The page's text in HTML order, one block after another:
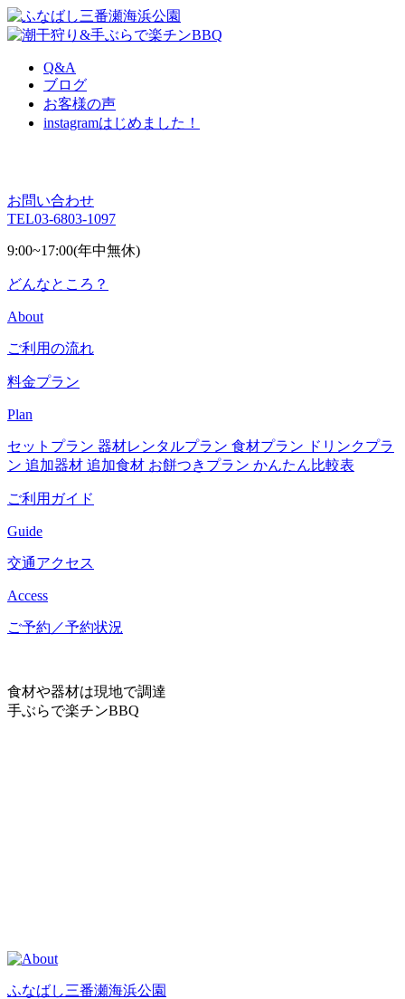
Q&A
ブログ
お客様の声
instagramはじめました！
お問い合わせ
TEL03-6803-1097
9:00~17:00(年中無休)
どんなところ？
About
ご利用の流れ
料金プラン
Plan
セットプラン 器材レンタルプラン 食材プラン ドリンクプラ
ン 追加器材 追加食材 お餅つきプラン かんたん比較表
ご利用ガイド
Guide
交通アクセス
Access
ご予約／予約状況
食材や器材は現地で調達
手ぶらで楽チンBBQ
ふなばし三番瀬海浜公園